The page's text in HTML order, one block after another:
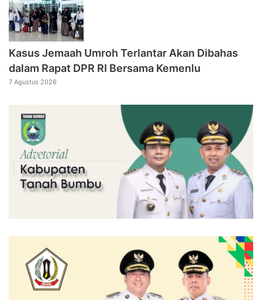
Kasus Jemaah Umroh Terlantar Akan Dibahas
dalam Rapat DPR RI Bersama Kemenlu
7 Agustus 2026